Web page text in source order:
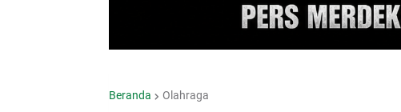
Beranda Olahraga